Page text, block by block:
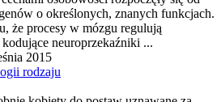
o określonych, znanych funkcjach.
że procesy w mózgu regulują
neuroprzekaźniki ...
2015
rodzaju